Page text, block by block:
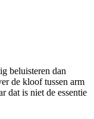
beluisteren dan
de kloof tussen arm
dat is niet de essentie